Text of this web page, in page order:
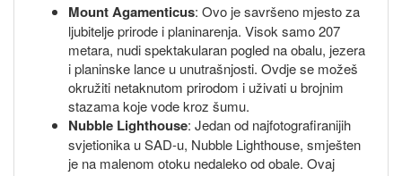
Mount Agamenticus: Ovo je savršeno mjesto za
ljubitelje prirode i planinarenja. Visok samo 207
metara, nudi spektakularan pogled na obalu, jezera
i planinske lance u unutrašnjosti. Ovdje se možeš
okružiti netaknutom prirodom i uživati u brojnim
stazama koje vode kroz šumu.
Nubble Lighthouse: Jedan od najfotografiranijih
svjetionika u SAD-u, Nubble Lighthouse, smješten
je na malenom otoku nedaleko od obale. Ovaj